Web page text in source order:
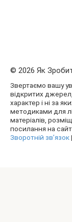
© 2026 Як
Звертаємо вашу
відкритих
характер і ні за
методиками для
матеріалів,
посилання на сайт.
Зворотній зв’язок|